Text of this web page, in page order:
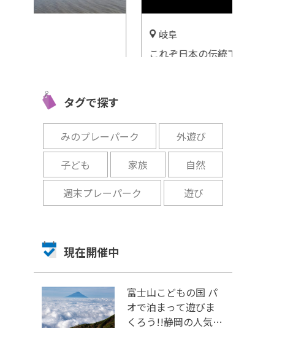
これぞ日本の伝統工芸！刃物
感！
タグで探す
みのプレーパーク
外遊び
子ども
家族
自然
週末プレーパーク
遊び
現在開催中
富士山こどもの国 パ
オで泊まって遊びま
くろう!!静岡の人気冒